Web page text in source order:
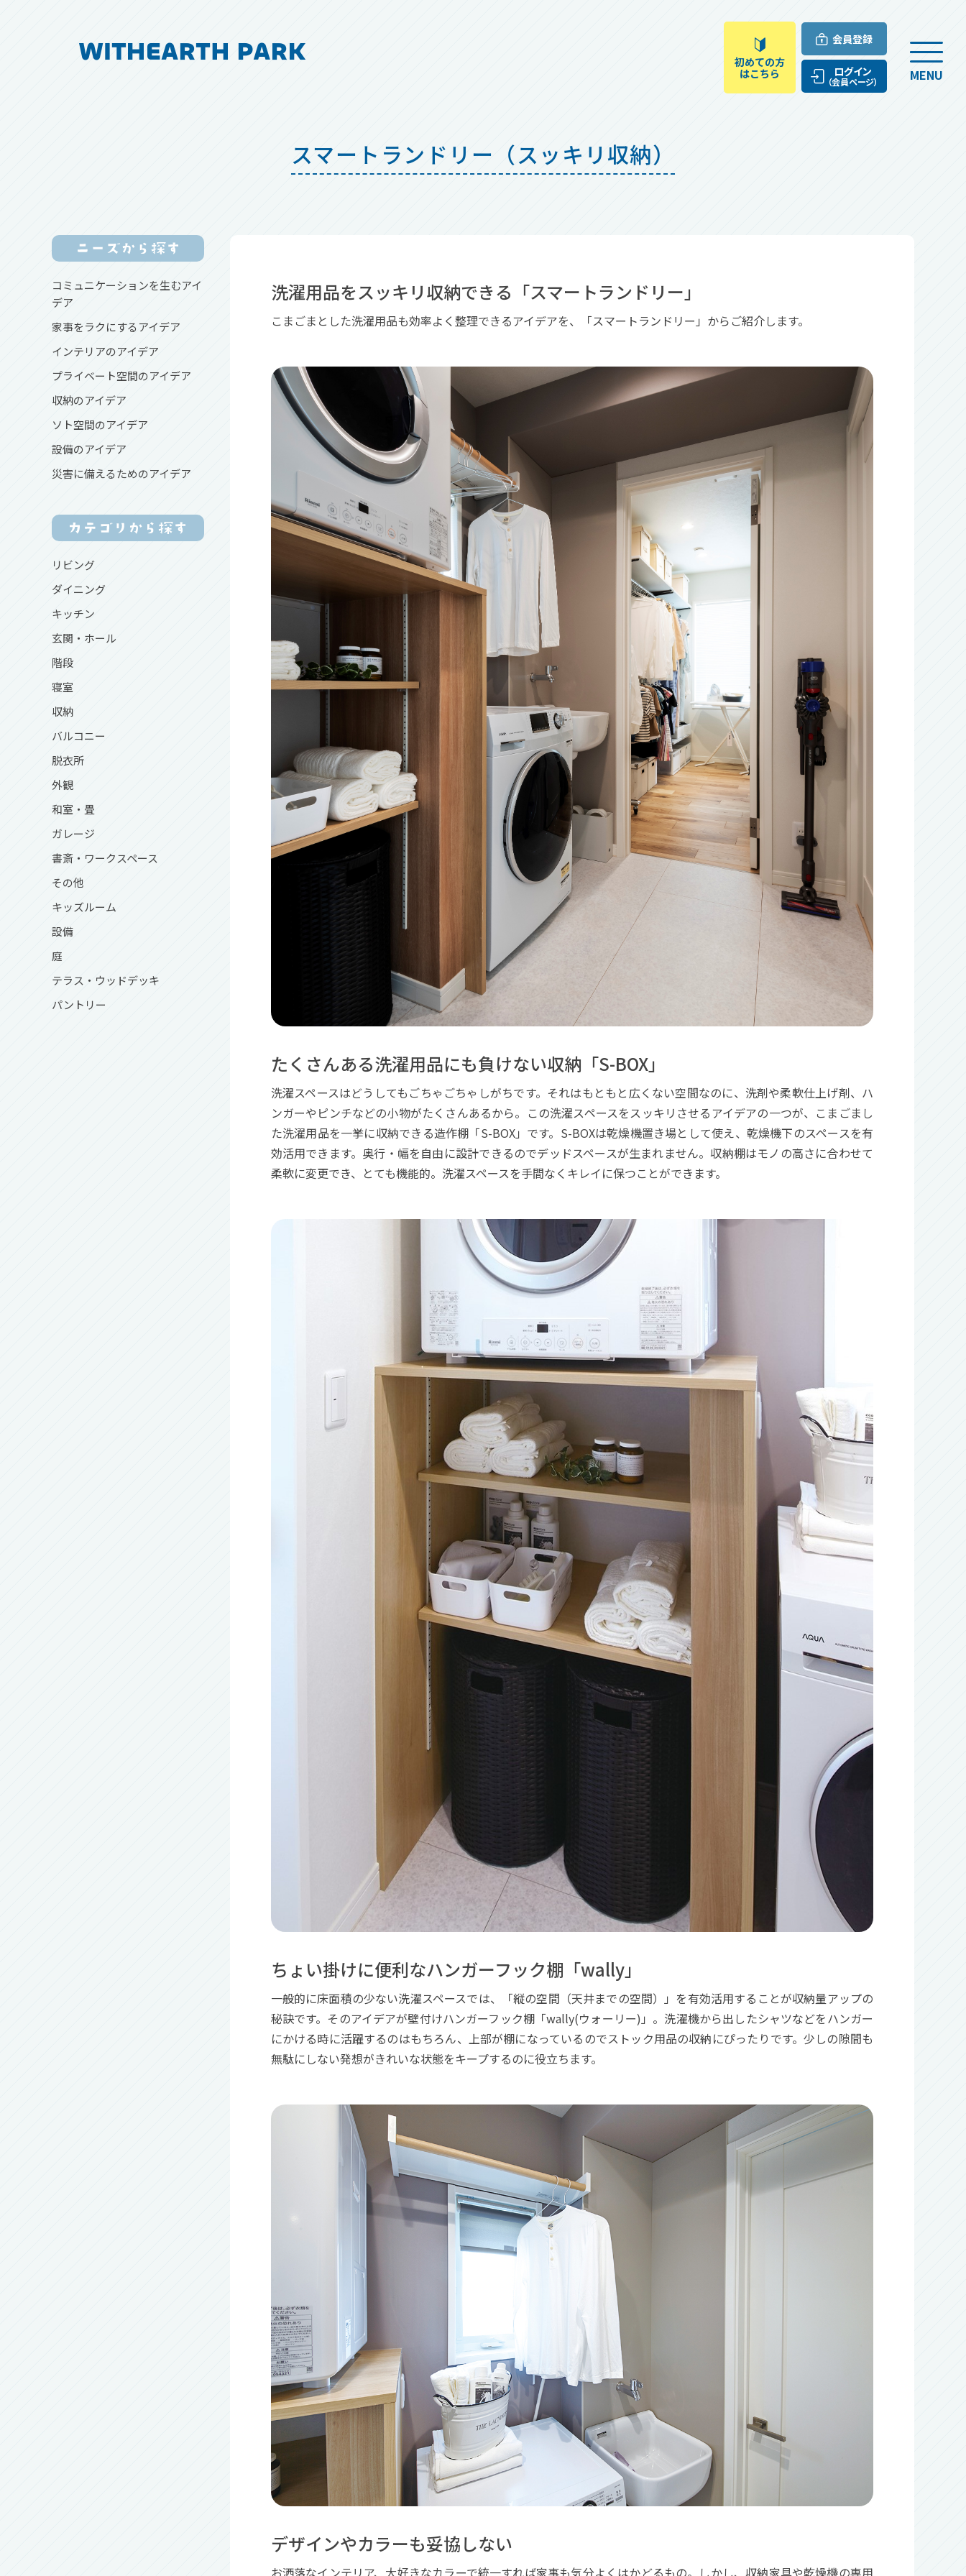
初めての方
はこちら
会員登録
ログイン
（会員ページ） MENU
スマートランドリー（スッキリ収納）
コミュニケーションを生むアイ
デア
家事をラクにするアイデア
インテリアのアイデア
プライベート空間のアイデア
収納のアイデア
ソト空間のアイデア
設備のアイデア
災害に備えるためのアイデア
リビング
ダイニング
キッチン
玄関・ホール
階段
寝室
収納
バルコニー
脱衣所
外観
和室・畳
ガレージ
書斎・ワークスペース
その他
キッズルーム
設備
庭
テラス・ウッドデッキ
パントリー
洗濯用品をスッキリ収納できる「スマートランドリー」
こまごまとした洗濯用品も効率よく整理できるアイデアを、「スマートランドリー」からご紹介します。
たくさんある洗濯用品にも負けない収納「S-BOX」
洗濯スペースはどうしてもごちゃごちゃしがちです。それはもともと広くない空間なのに、洗剤や柔軟仕上げ剤、ハ
ンガーやピンチなどの小物がたくさんあるから。この洗濯スペースをスッキリさせるアイデアの一つが、こまごまし
た洗濯用品を一挙に収納できる造作棚「S-BOX」です。S-BOXは乾燥機置き場として使え、乾燥機下のスペースを有
効活用できます。奥行・幅を自由に設計できるのでデッドスペースが生まれません。収納棚はモノの高さに合わせて
柔軟に変更でき、とても機能的。洗濯スペースを手間なくキレイに保つことができます。
ちょい掛けに便利なハンガーフック棚「wally」
一般的に床面積の少ない洗濯スペースでは、「縦の空間（天井までの空間）」を有効活用することが収納量アップの
秘訣です。そのアイデアが壁付けハンガーフック棚「wally(ウォーリー)」。洗濯機から出したシャツなどをハンガー
にかける時に活躍するのはもちろん、上部が棚になっているのでストック用品の収納にぴったりです。少しの隙間も
無駄にしない発想がきれいな状態をキープするのに役立ちます。
デザインやカラーも妥協しない
お洒落なインテリア、大好きなカラーで統一すれば家事も気分よくはかどるもの。しかし、収納家具や乾燥機の専用